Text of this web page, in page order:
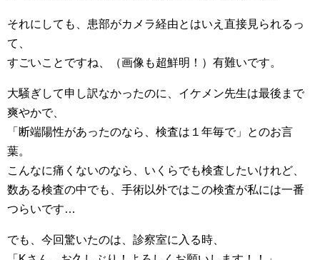
それにしても、患部がカメラ経由とはいえ直接見られるっ
て、
すごいことですね、（画像も超鮮明！）有難いです。
大騒ぎして申し訳なかったのに、イケメン先生は最後まで
爽やかで、
「断端陽性があったのなら、検査は１年毎で」とのお言
葉。
こんなに痛くないのなら、いくらでも検査したいけれど、
数ある検査の中でも、手術以外ではこの検査が私には一番
つらいです…
でも、今回驚いたのは、診察室に入る時、